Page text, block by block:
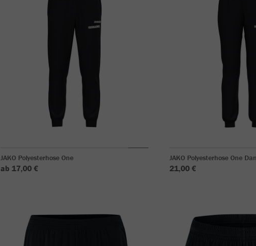
JAKO Polyesterhose One
ab 17,00 €
JAKO Polyesterhose One
21,00 €